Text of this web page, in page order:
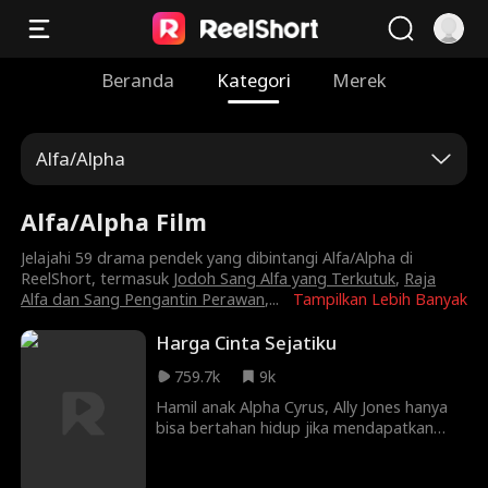
Beranda Kategori Merek
Alfa/Alpha
Alfa/Alpha Film
Tampilkan Lebih Banyak
Jelajahi 59 drama pendek yang dibintangi Alfa/Alpha di
ReelShort, termasuk Jodoh Sang Alfa yang Terkutuk, Raja
Alfa dan Sang Pengantin Perawan,...
Harga Cinta Sejatiku
759.7k
9k
Hamil anak Alpha Cyrus, Ally Jones hanya
bisa bertahan hidup jika mendapatkan